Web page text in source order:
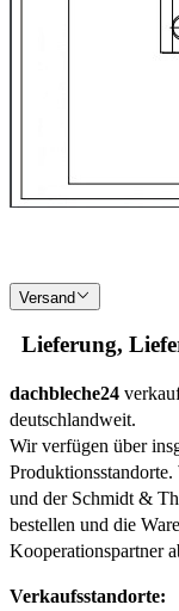
Versand
Lieferung,
dachbleche24
deutschlandweit.
Wir verfügen über
und der Schmidt &
bestellen und die
Kooperationspartner
Verkaufsstandorte: